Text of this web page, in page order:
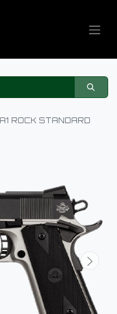
ROCK STANDARD